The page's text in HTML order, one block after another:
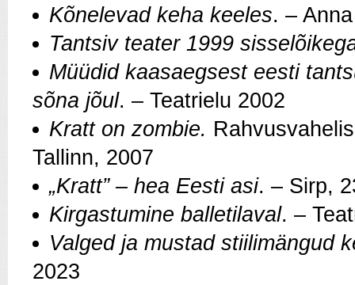
Kõnelevad keha keeles. –
Tantsiv teater 1999
Müüdid kaasaegsest eesti
sõna jõul. – Teatrielu 2002
Kratt on zombie.
Tallinn, 2007
„Kratt” – hea Eesti asi. – Sirp,
Kirgastumine balletilaval. –
Valged ja mustad stiilimängud
2023